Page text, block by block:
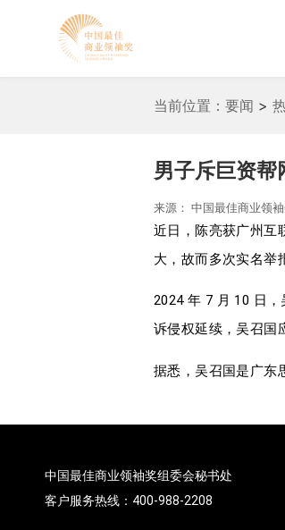
当前位置： 要闻 >
男子斥巨资帮
来源： 中国最佳商业领
近日，陈亮获广州互
大，故而多次实名举
2024 年 7 月 10 日
诉侵权延续，吴召国
据悉，吴召国是广东
中国最佳商业领袖奖组委会秘书处
客户服务热线：400-988-2208